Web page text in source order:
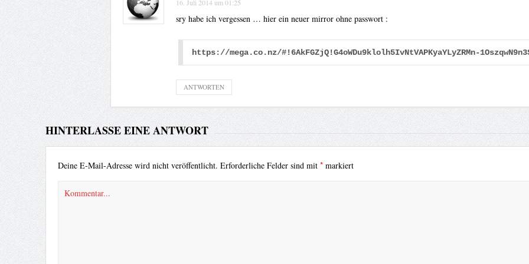
16. Juli 2014 um 01:25
sry habe ich vergessen … hier ein neuer mirror ohne passwort :
https://mega.co.nz/#!6AkFGZjQ!G4oWDu9klolh5IvNtVAPKyaYLyZRMn-
ANTWORTEN
HINTERLASSE EINE ANTWORT
Deine E-Mail-Adresse wird nicht veröffentlicht. Erforderliche Felder sind mit *markiert